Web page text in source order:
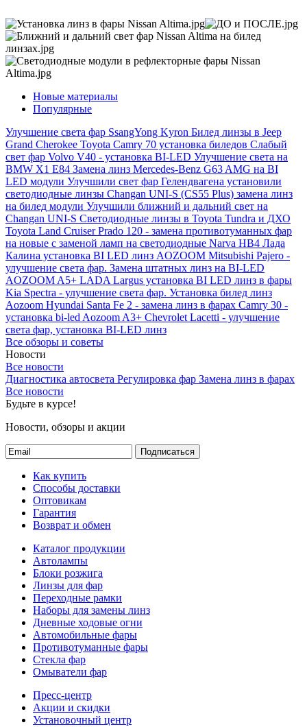
Новые материалы
Популярные
Улучшение света фар SsangYong Kyron Билед линзы в Jeep
Grand Cherokee Toyota Camry 70 установка биледов Слабый
свет фар Volvo V40 - установка BI-LED Улучшение света на
BMW X1 E84 Замена линз Mercedes-Benz G63 AMG на BI
LED модули Улучшили свет фар Гелендвагена установили
светодиодные линзы Changan UNI-S (CS55 Plus) замена линз
на билед модули Улучшили ближний и дальний свет на
Changan UNI-S Светодиодные линзы в Toyota Tundra и ДХО
Toyota Land Cruiser Prado 120 - замена противотуманных фар
на новые с заменой ламп на светодиодные Narva HB4 Лада
Калина установка BI LED линз AOZOOM Mitsubishi Pajero -
улучшение света фар. Замена штатных линз на BI-LED
AOZOOM A5+ LADA Largus установка BI LED линз в фары
Kia Spectra - улучшение света фар. Установка билед линз
Aozoom Hyundai Santa Fe 2 - замена линз в фарах Camry 30 -
установка bi-led Aozoom A3+ Chevrolet Lacetti - улучшение
света фар, установка BI-LED линз
Все обзоры и советы
Новости
Все новости
Диагностика автосвета Регулировка фар Замена линз в фарах
Все новости
Будьте в курсе!
Новости, обзоры и акции
Подписаться
Как купить
Способы доставки
Оптовикам
Гарантия
Возврат и обмен
Каталог продукции
Автолампы
Блоки розжига
Линзы для фар
Переходные рамки
Наборы для замены линз
Дневные ходовые огни
Автомобильные фары
Противотуманные фары
Стекла фар
Омыватели фар
Пресс-центр
Акции и скидки
Установочный центр